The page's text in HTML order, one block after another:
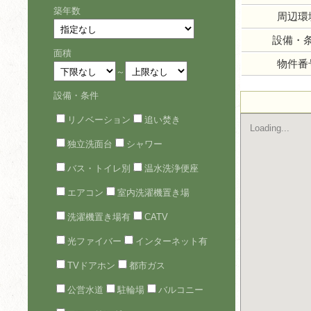
築年数
面積
～
設備・条件
リノベーション 追い焚き
独立洗面台 シャワー
バス・トイレ別 温水洗浄便座
エアコン 室内洗濯機置き場
洗濯機置き場有 CATV
光ファイバー インターネット有
TVドアホン 都市ガス
公営水道 駐輪場 バルコニー
周辺環
設備・
物件番
Loading...